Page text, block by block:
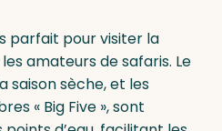
parfait pour visiter la
amateurs de safaris. Le
saison sèche, et les
« Big Five », sont